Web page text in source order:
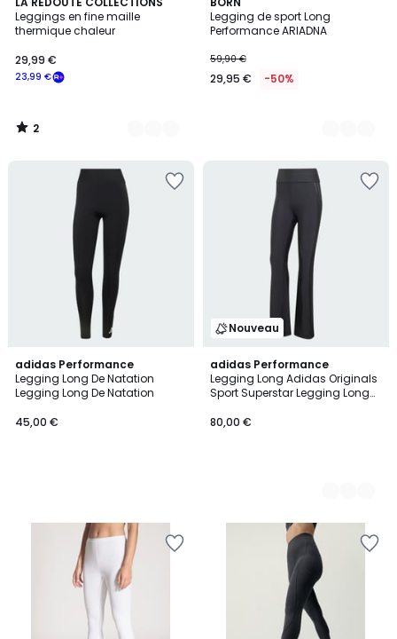
Leggings en fine maille
thermique chaleur
23,99 €
29,99 €
/
5
2
Couleurs
2
/
Legging de sport Long
Performance ARIADNA
59,90 €
29,95 € -50%
2
Couleurs
adidas Performance
Legging Long De Natation
Legging Long De Natation
45,00 €
Nouveau
adidas Performance
Legging Long Adidas Originals
Sport Superstar Legging Long
Superstar
80,00 €
3
Couleurs